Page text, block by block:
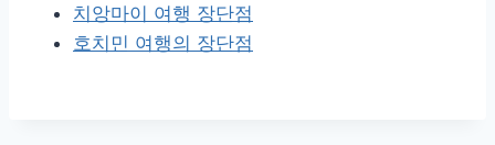
치앙마이 여행 장단점
호치민 여행의 장단점